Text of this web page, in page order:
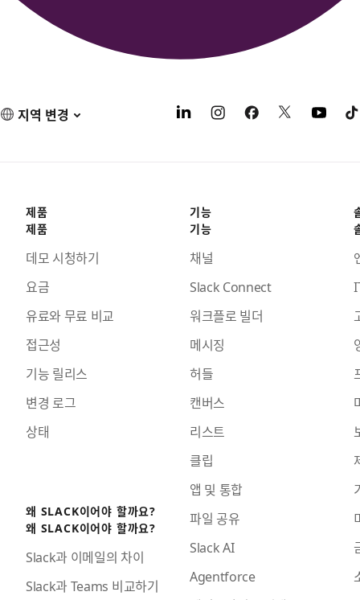
지역 변경
제품
제품
데모 시청하기
요금
유료와 무료 비교
접근성
기능 릴리스
변경 로그
상태
왜 SLACK이어야 할까요?
왜 SLACK이어야 할까요?
Slack과 이메일의 차이
Slack과 Teams 비교하기
기능
기능
채널
Slack Connect
워크플로 빌더
메시징
허들
캔버스
리스트
클립
앱 및 통합
파일 공유
Slack AI
Agentforce